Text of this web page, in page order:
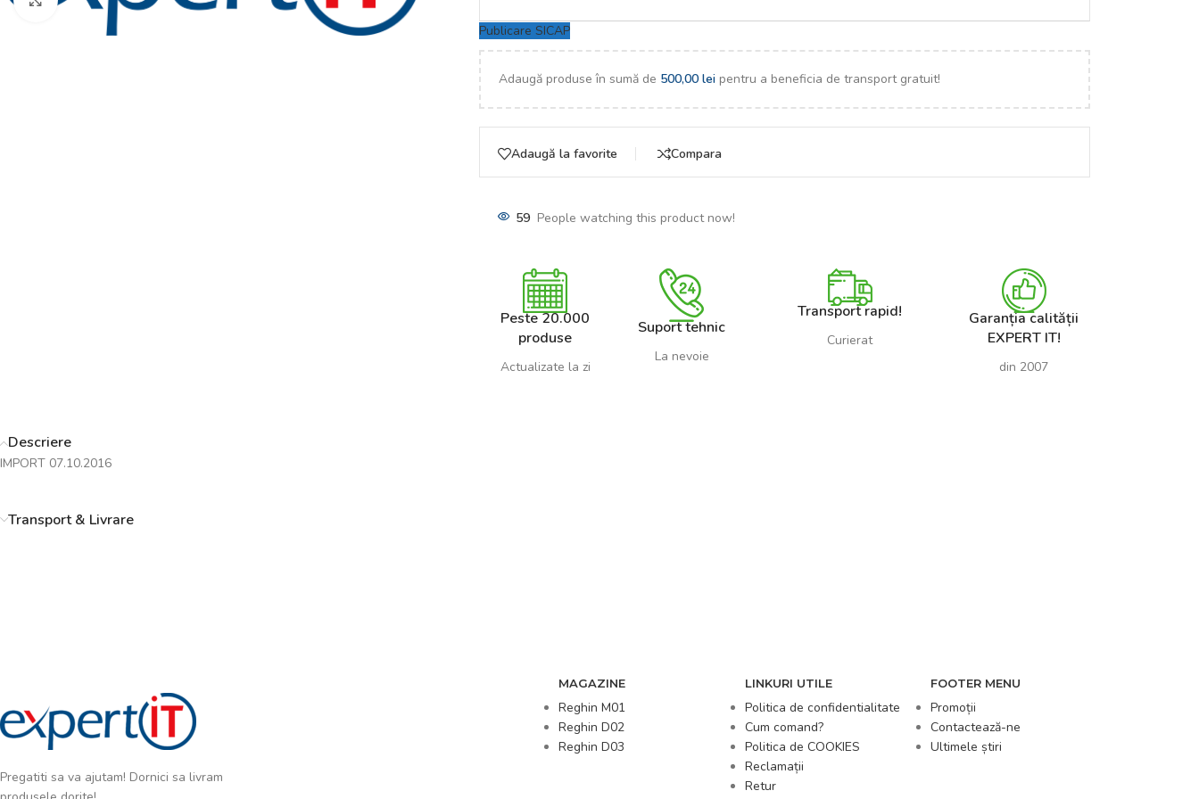
Publicare SICAP
Adaugă produse în sumă de 500,00 leipentru a beneficia de transport gratuit!
Adaugă la favorite Compara
59 People watching this product now!
Peste 20.000
produse
Actualizate la zi
Suport tehnic
La nevoie
Transport rapid!
Curierat
Garanția calității
EXPERT IT!
din 2007
Descriere
IMPORT 07.10.2016
Transport & Livrare
Pregatiti sa va ajutam! Dornici sa livram
MAGAZINE
Reghin M01
Reghin D02
Reghin D03
LINKURI UTILE
Politica de confidentialitate
Cum comand?
Politica de COOKIES
Reclamații
Retur
FOOTER MENU
Promoții
Contactează-ne
Ultimele știri